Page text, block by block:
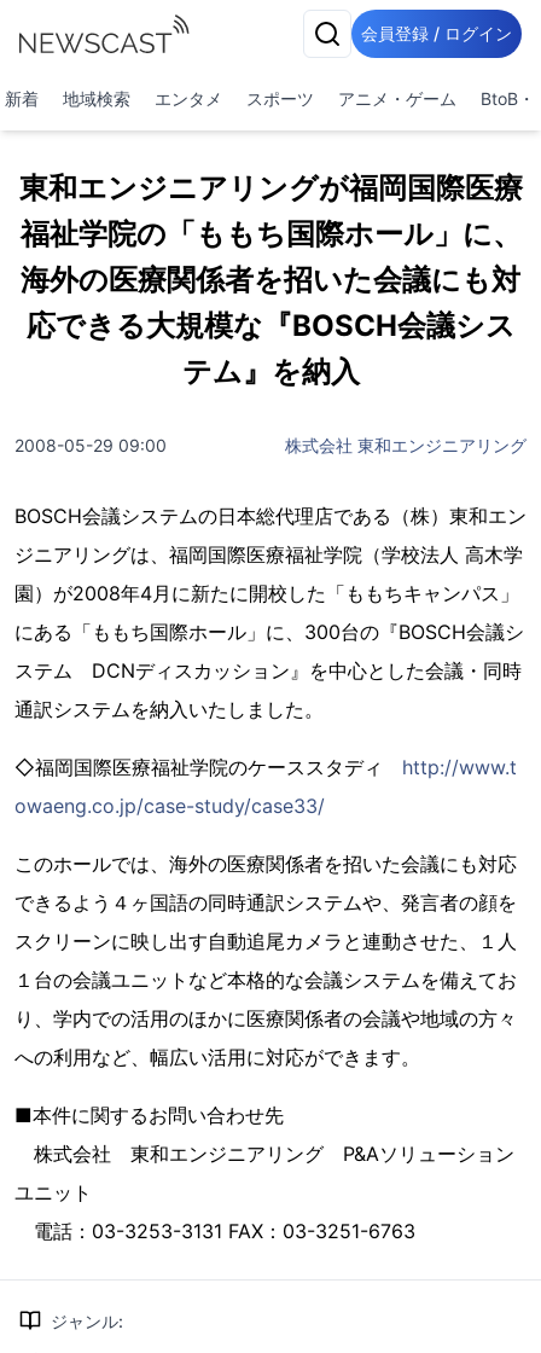
会員登録 / ログイン
新着 地域検索 エンタメ スポーツ アニメ・ゲーム BtoB・
東和エンジニアリングが福岡国際医療
福祉学院の「ももち国際ホール」に、
海外の医療関係者を招いた会議にも対
応できる大規模な『BOSCH会議シス
テム』を納入
2008-05-29 09:00 株式会社 東和エンジニアリング
BOSCH会議システムの日本総代理店である（株）東和エン
ジニアリングは、福岡国際医療福祉学院（学校法人 高木学
園）が2008年4月に新たに開校した「ももちキャンパス」
にある「ももち国際ホール」に、300台の『BOSCH会議シ
ステム DCNディスカッション』を中心とした会議・同時
通訳システムを納入いたしました。
◇福岡国際医療福祉学院のケーススタディ http://www.t
owaeng.co.jp/case-study/case33/
このホールでは、海外の医療関係者を招いた会議にも対応
できるよう４ヶ国語の同時通訳システムや、発言者の顔を
スクリーンに映し出す自動追尾カメラと連動させた、１人
１台の会議ユニットなど本格的な会議システムを備えてお
り、学内での活用のほかに医療関係者の会議や地域の方々
への利用など、幅広い活用に対応ができます。
■本件に関するお問い合わせ先
株式会社 東和エンジニアリング P&Aソリューション
ユニット
電話：03-3253-3131 FAX：03-3251-6763
ジャンル: